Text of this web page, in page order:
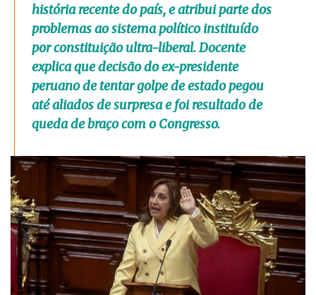
história recente do país, e atribui parte dos
problemas ao sistema político instituído
por constituição ultra-liberal. Docente
explica que decisão do ex-presidente
peruano de tentar golpe de estado pegou
até aliados de surpresa e foi resultado de
queda de braço com o Congresso.